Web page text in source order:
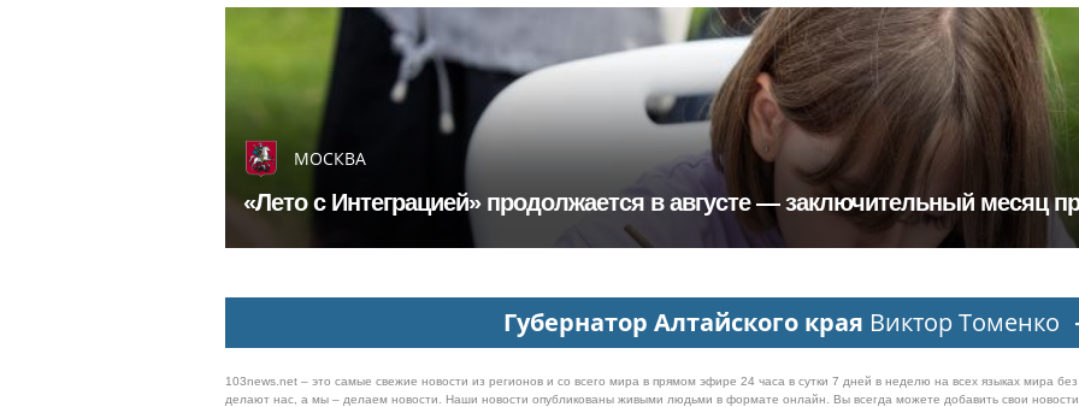
МОСКВА
«Лето с Интеграцией» продолжается в августе — заключительный месяц
Губернатор Алтайского края Виктор Томенко
103news.net – это самые свежие новости из регионов и со всего мира в прямом эфире 24 часа в сутки 7 дней в неделю на всех языках мира
делают нас, а мы – делаем новости. Наши новости опубликованы живыми людьми в формате онлайн. Вы всегда можете добавить свои